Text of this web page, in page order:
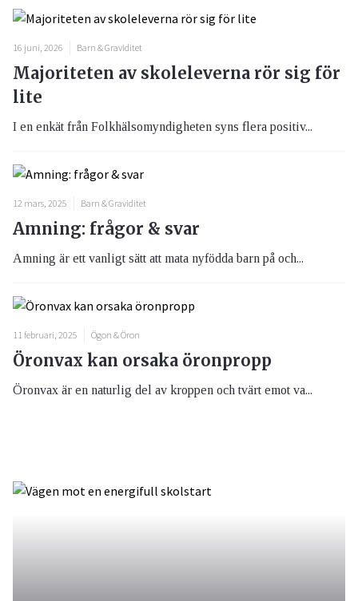
16 juni, 2026 Barn & Graviditet
Majoriteten av skoleleverna rör sig för
lite
I en enkät från Folkhälsomyndigheten syns flera positiv...
12 mars, 2025 Barn & Graviditet
Amning: frågor & svar
Amning är ett vanligt sätt att mata nyfödda barn på och...
11 februari, 2025 Ögon & Öron
Öronvax kan orsaka öronpropp
Öronvax är en naturlig del av kroppen och tvärt emot va...